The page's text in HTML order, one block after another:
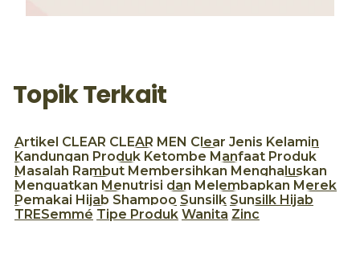
Topik Terkait
Artikel CLEAR CLEAR MEN Clear Jenis Kelamin
Kandungan Produk Ketombe Manfaat Produk
Masalah Rambut Membersihkan Menghaluskan
Menguatkan Menutrisi dan Melembapkan Merek
Pemakai Hijab Shampoo Sunsilk Sunsilk Hijab
TRESemmé Tipe Produk Wanita Zinc